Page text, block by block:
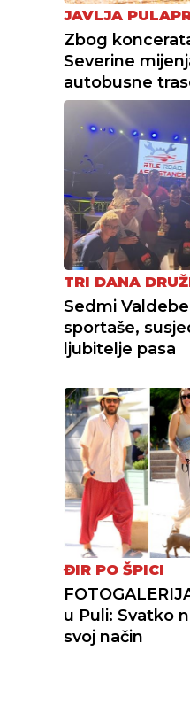
JAVLJA
Zbog
Severine
autobusne
TRI DANA
Sedmi
sportaše,
ljubitelje pasa
ĐIR PO ŠPICI
u Puli: Svatko
svoj način